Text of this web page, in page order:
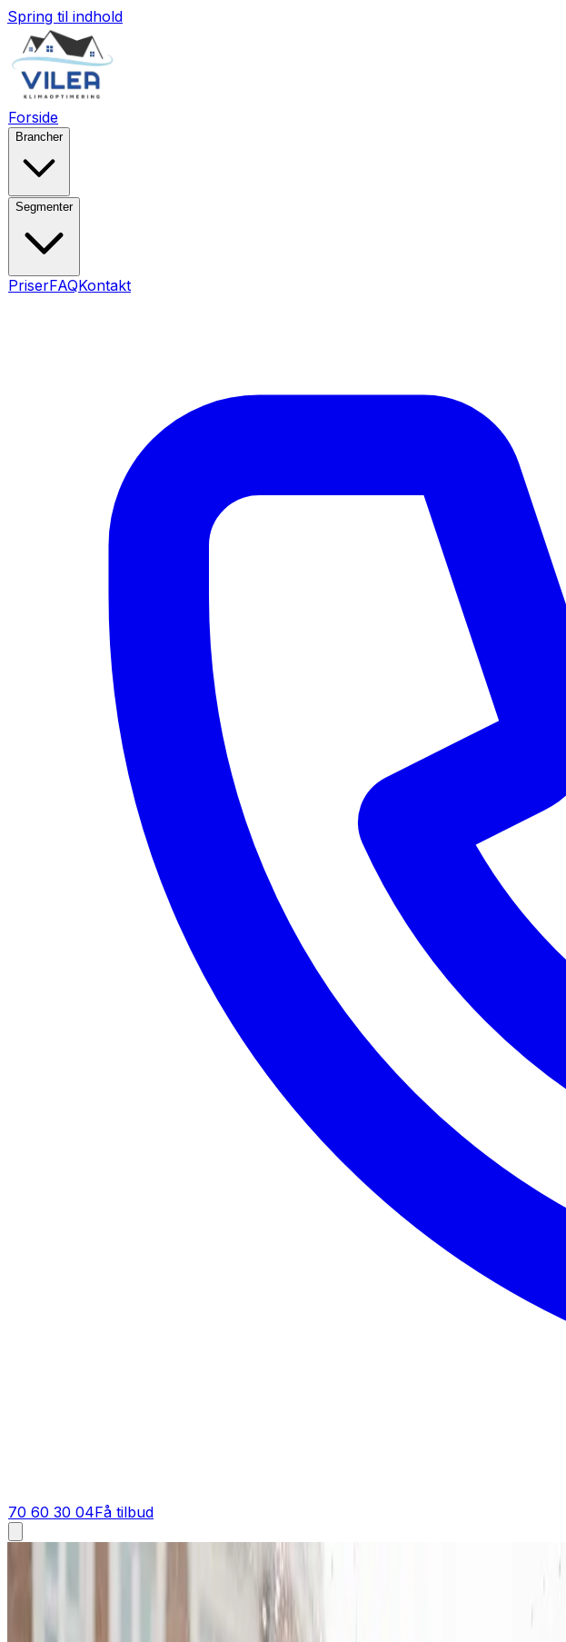
Spring til indhold
Forside
Brancher
Segmenter
PriserFAQKontakt
70 60 30 04Få tilbud
Vemb
Vi er din industriventilations-partner i Vemb og omegn. Fra